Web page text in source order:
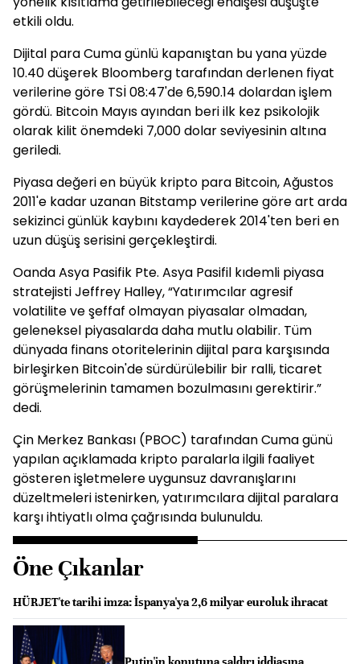
etkili oldu.
Dijital para Cuma günlü kapanıştan bu yana yüzde
10.40 düşerek Bloomberg tarafından derlenen fiyat
verilerine göre TSİ 08:47'de 6,590.14 dolardan işlem
gördü. Bitcoin Mayıs ayından beri ilk kez psikolojik
olarak kilit önemdeki 7,000 dolar seviyesinin altına
geriledi.
Piyasa değeri en büyük kripto para Bitcoin, Ağustos
2011'e kadar uzanan Bitstamp verilerine göre art arda
sekizinci günlük kaybını kaydederek 2014'ten beri en
uzun düşüş serisini gerçekleştirdi.
Oanda Asya Pasifik Pte. Asya Pasifil kıdemli piyasa
stratejisti Jeffrey Halley, “Yatırımcılar agresif
volatilite ve şeffaf olmayan piyasalar olmadan,
geleneksel piyasalarda daha mutlu olabilir. Tüm
dünyada finans otoritelerinin dijital para karşısında
birleşirken Bitcoin'de sürdürülebilir bir ralli, ticaret
görüşmelerinin tamamen bozulmasını gerektirir.”
dedi.
Çin Merkez Bankası (PBOC) tarafından Cuma günü
yapılan açıklamada kripto paralarla ilgili faaliyet
gösteren işletmelere uygunsuz davranışlarını
düzeltmeleri istenirken, yatırımcılara dijital paralara
karşı ihtiyatlı olma çağrısında bulunuldu.
Öne Çıkanlar
HÜRJET'te tarihi imza: İspanya'ya 2,6 milyar euroluk ihracat